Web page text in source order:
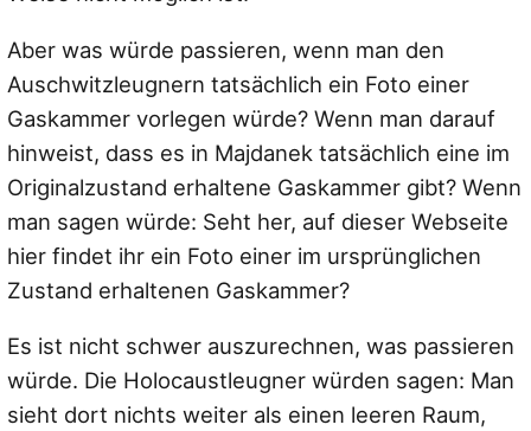
Aber was würde passieren, wenn man den
Auschwitzleugnern tatsächlich ein Foto einer
Gaskammer vorlegen würde? Wenn man darauf
hinweist, dass es in Majdanek tatsächlich eine im
Originalzustand erhaltene Gaskammer gibt? Wenn
man sagen würde: Seht her, auf dieser Webseite
hier findet ihr ein Foto einer im ursprünglichen
Zustand erhaltenen Gaskammer?
Es ist nicht schwer auszurechnen, was passieren
würde. Die Holocaustleugner würden sagen: Man
sieht dort nichts weiter als einen leeren Raum,